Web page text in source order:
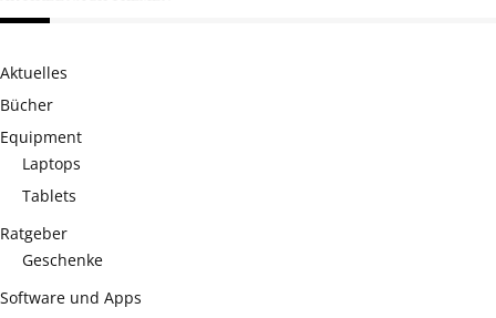
Aktuelles
Bücher
Equipment
Laptops
Tablets
Ratgeber
Geschenke
Software und Apps